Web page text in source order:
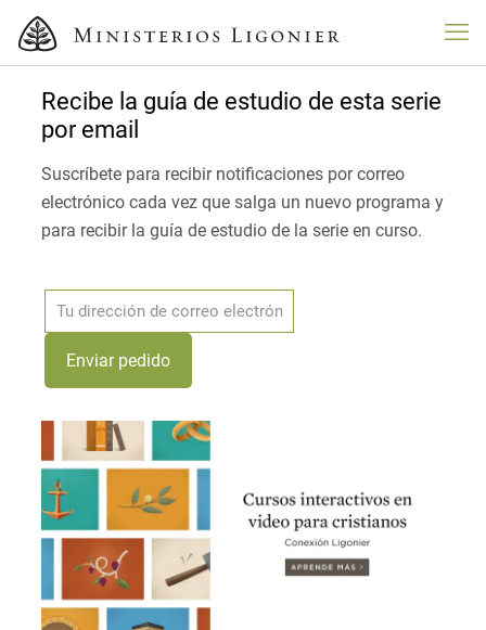
Recibe la guía de estudio de esta serie
por email
Suscríbete para recibir notificaciones por correo
electrónico cada vez que salga un nuevo programa y
para recibir la guía de estudio de la serie en curso.